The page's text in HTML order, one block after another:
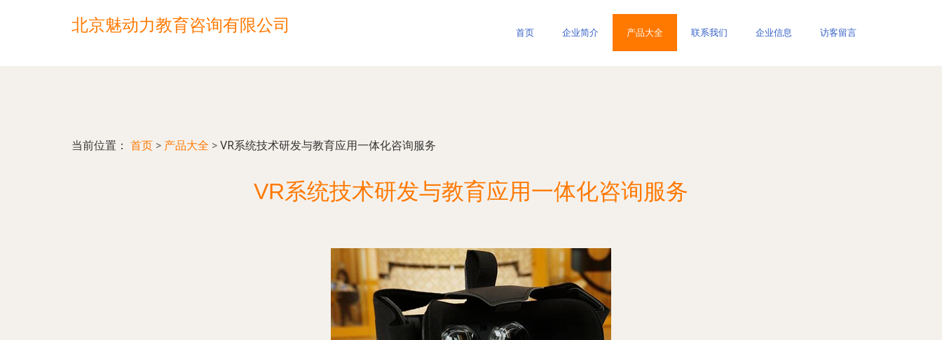
北京魅动力教育咨询有限公司 首页 企业简介 产品大全 联系我们 企业信息 访客留言
当前位置： 首页 > 产品大全 > VR系统技术研发与教育应用一体化咨询服务
VR系统技术研发与教育应用一体化咨询服务